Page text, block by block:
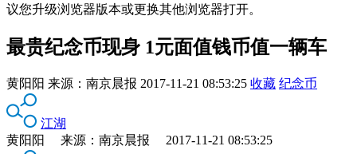
议您升级浏览器版本或更换其他浏览器打开。
最贵纪念币现身 1元面值钱币值一辆车
黄阳阳 来源： 南京晨报 2017-11-21 08:53:25 收藏 纪念币
江湖
黄阳阳 来源：南京晨报 2017-11-21 08:53:25